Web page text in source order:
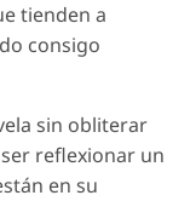
tienden a
consigo
sin obliterar
reflexionar un
en su